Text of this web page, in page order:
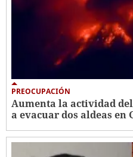
PREOCUPACIÓN
Aumenta la actividad
a evacuar dos aldeas en